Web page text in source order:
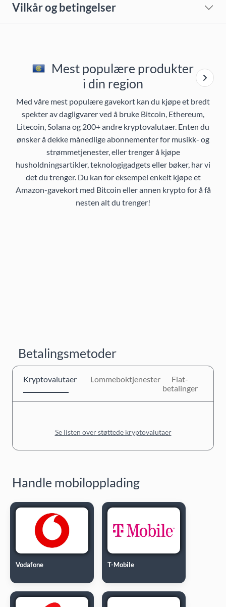
Vilkår og betingelser
Mest populære produkter
i din region
Med våre mest populære gavekort kan du kjøpe et bredt
spekter av dagligvarer ved å bruke Bitcoin, Ethereum,
Litecoin, Solana og 200+ andre kryptovalutaer. Enten du
ønsker å dekke månedlige abonnementer for musikk- og
strømmetjenester, eller trenger å kjøpe
husholdningsartikler, teknologigadgets eller bøker, har vi
det du trenger. Du kan for eksempel enkelt kjøpe et
Amazon-gavekort med Bitcoin eller annen krypto for å få
nesten alt du trenger!
Betalingsmetoder
Kryptovalutaer Lommeboktjenester
Fiat-
betalinger
Se listen over støttede kryptovalutaer
Handle mobilopplading
Vodafone T-Mobile